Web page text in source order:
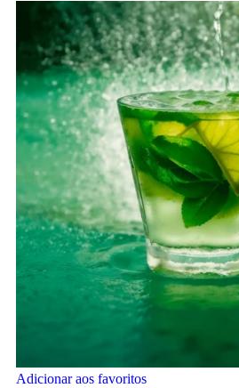
Adicionar aos favoritos